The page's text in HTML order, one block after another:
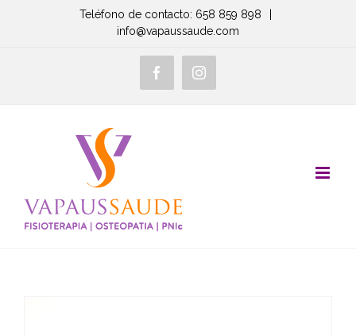
Teléfono de contacto: 658 859 898
info@vapaussaude.com
FacebookInstagram